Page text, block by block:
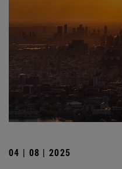
04 | 08 | 2025